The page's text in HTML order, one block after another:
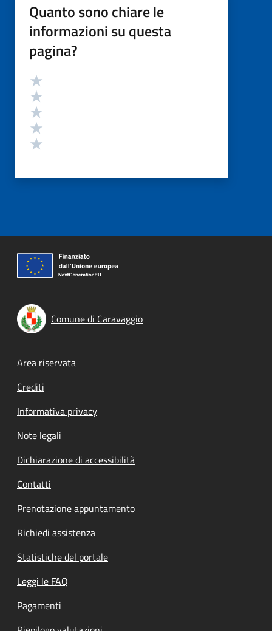
Quanto sono chiare le
informazioni su questa
pagina?
Valutazione
Comune di Caravaggio
Footer menu
Area riservata
Crediti
Informativa privacy
Note legali
Dichiarazione di accessibilità
Contatti
Prenotazione appuntamento
Richiedi assistenza
Statistiche del portale
Leggi le FAQ
Pagamenti